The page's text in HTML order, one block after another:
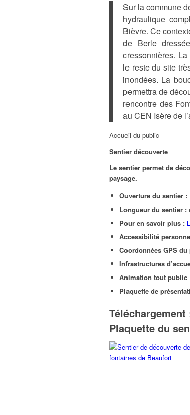
Sur la commune
hydraulique
Bièvre. Ce
de Berle
cressonnières.
le reste du site
inondées. La
permettra de
rencontre des
au CEN Isère de
Accueil du public
Sentier découverte
Le sentier permet de
paysage.
Ouverture du sentier :
Longueur du sentier :
Pour en savoir plus :
Accessibilité
Coordonnées GPS
Infrastructures
Animation tout public
Plaquette de
Plaquette du